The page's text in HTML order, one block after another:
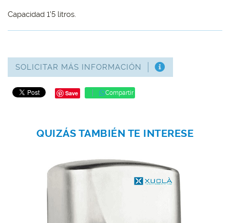
Capacidad 1'5 litros.
Save Compartir
SOLICITAR MÁS INFORMACIÓN
QUIZÁS TAMBIÉN TE INTERESE